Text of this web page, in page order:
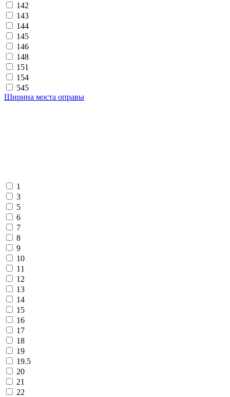
142
143
144
145
146
148
151
154
545
Ширина моста оправы
1
3
5
6
7
8
9
10
11
12
13
14
15
16
17
18
19
19.5
20
21
22